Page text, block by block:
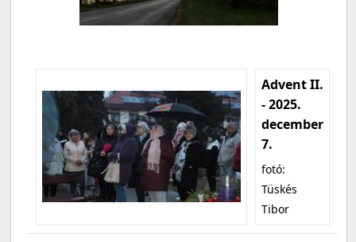
Advent II.
- 2025.
december
7.
fotó:
Tüskés
Tibor